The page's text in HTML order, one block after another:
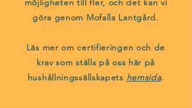
möjligheten till fler, och det kan vi
göra genom Mofalla Lantgård.
Läs mer om certifieringen och de
krav som ställs på oss här på
hushållningssällskapets hemsida.